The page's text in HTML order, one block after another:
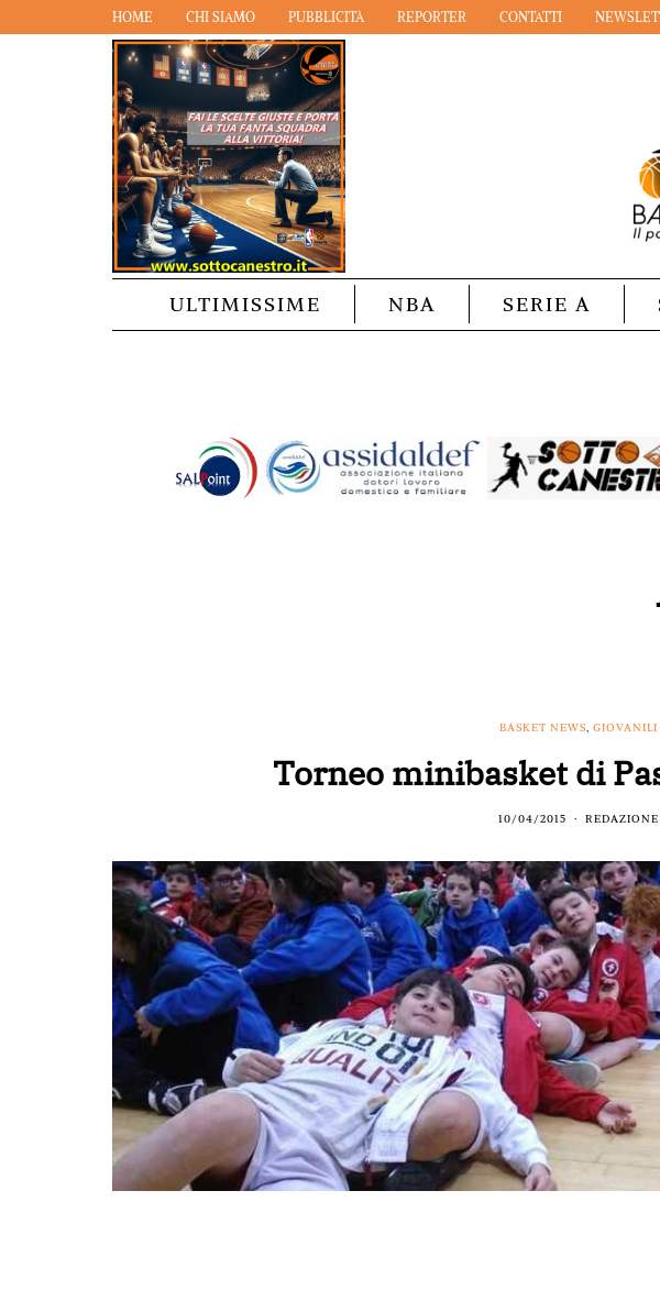
HOME CHI SIAMO PUBBLICITÀ REPORTER CONTATTI
ULTIMISSIME NBA SERIE A
BASKET NEWS, GIOVANILI
Torneo minibasket di
10/04/2015 REDAZIONE
BASKET TORINO,BENEDETTO XIV CENTO ,
BERGAMO BASKET 2014,FORLÌ
PALLACANESTRO 2.015,FORTITUDO BOLOGNA
,
NEW BASKET BRINDISI,PISTOIA BASKET,
ROSETO,SCAFATI BASKET 1969,SCALIGERA
BASKET VERONA,SCANDONE AVELLINO ,SERIE
A2, URANIA MILANO,VUELLE PESARO
Serie A2, le protagoniste
BASKET NEWS,
Alla Roig
Valencia